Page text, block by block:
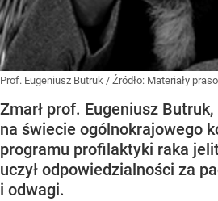
Prof. Eugeniusz Butruk / Źródło: Materiały
Zmarł prof. Eugeniusz
na świecie ogólnokrajowego
programu profilaktyki raka
uczył odpowiedzialności za
i odwagi.